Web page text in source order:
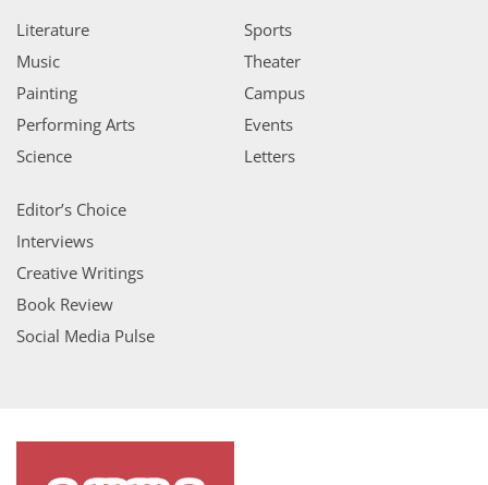
Literature
Music
Painting
Performing Arts
Science
Sports
Theater
Campus
Events
Letters
Editor’s Choice
Interviews
Creative Writings
Book Review
Social Media Pulse